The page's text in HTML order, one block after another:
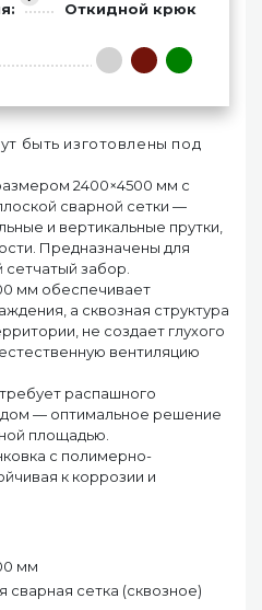
Откидной крюк
быть изготовлены под
2400×4500 мм с
сварной сетки —
и вертикальные прутки,
Предназначены для
забор.
мм обеспечивает
а сквозная структура
не создает глухого
вентиляцию
распашного
— оптимальное решение
площадью.
с полимерно-
к коррозии и
мм
сварная сетка (сквозное)